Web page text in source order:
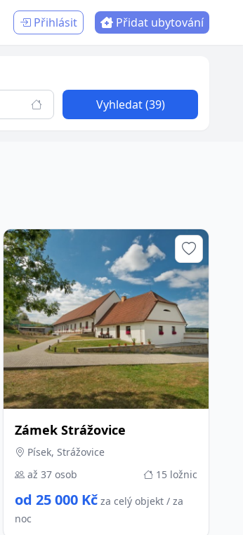
Přihlásit Přidat ubytování
Vyhledat (39)
Zámek Strážovice
Písek, Strážovice
až 37 osob
15 ložnic
od 25 000 Kč za celý objekt / za
noc